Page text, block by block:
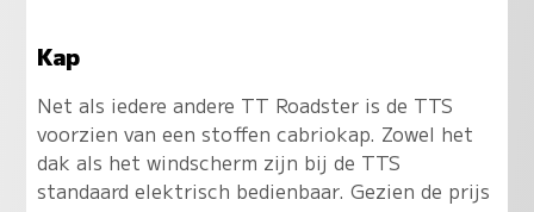
Kap
Net als iedere andere TT Roadster is de TTS
voorzien van een stoffen cabriokap. Zowel het
dak als het windscherm zijn bij de TTS
standaard elektrisch bedienbaar. Gezien de prijs